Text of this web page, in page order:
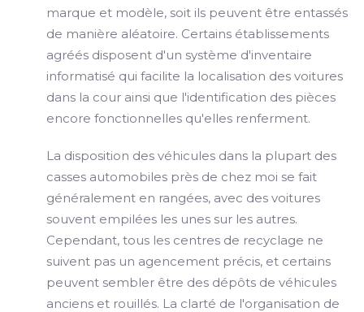
marque et modèle, soit ils peuvent être entassés
de manière aléatoire. Certains établissements
agréés disposent d'un système d'inventaire
informatisé qui facilite la localisation des voitures
dans la cour ainsi que l'identification des pièces
encore fonctionnelles qu'elles renferment.
La disposition des véhicules dans la plupart des
casses automobiles près de chez moi se fait
généralement en rangées, avec des voitures
souvent empilées les unes sur les autres.
Cependant, tous les centres de recyclage ne
suivent pas un agencement précis, et certains
peuvent sembler être des dépôts de véhicules
anciens et rouillés. La clarté de l'organisation de